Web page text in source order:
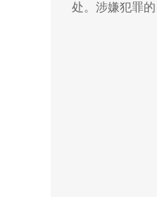
处。涉嫌犯罪的